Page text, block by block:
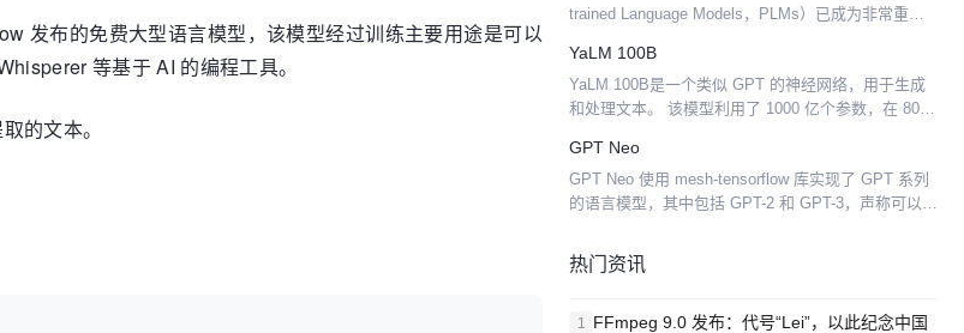
发布的免费大型语言模型，该模型经过训练主要用途是可以
等基于 AI 的编程工具。
的文本。
trained Language Models，PLMs）已成为非常重要
了多种中文预训练模型资源以及相关配套...
YaLM 100B
YaLM 100B是一个类似 GPT 的神经网络，用于生成
和处理文本。 该模型利用了 1000 亿个参数，在 800
英文和俄文资源的集群...
GPT Neo
GPT Neo 使用 mesh-tensorflow 库实现了 GPT 系列
的语言模型，其中包括 GPT-2 和 GPT-3，声称可以扩
热门资讯
1 FFmpeg 9.0 发布：代号“Lei”，以此纪念中国